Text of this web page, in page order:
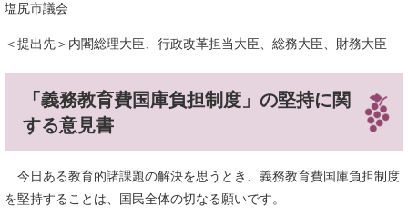
塩尻市議会
＜提出先＞内閣総理大臣、行政改革担当大臣、総務大臣、財務大臣
「義務教育費国庫負担制度」の堅持に関
する意見書
今日ある教育的諸課題の解決を思うとき、義務教育費国庫負担制度
を堅持することは、国民全体の切なる願いです。